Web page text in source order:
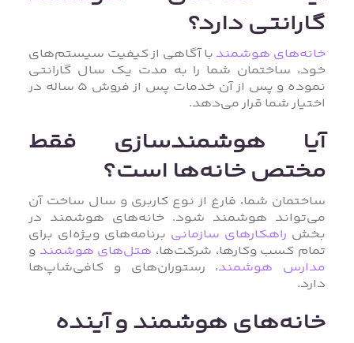
گارانتی دارد؟
خانه‌های هوشمند با آگاهی از کیفیت سیستم‌های
خود، ساختمان شما را به مدت یک سال گارانتی
نموده و پس از آن خدمات پس از فروش 5 ساله در
اختیار شما قرار می‌دهد.
آیا هوشمندسازی فقط
مختص خانه‌ها است؟
ساختمان شما، فارغ از نوع کاربری و سال ساخت آن
می‌تواند هوشمند شود. خانه‌های هوشمند در
بخش راهکارهای سازمانی برنامه‌های ویژه‌ای برای
تمام کسب وکارها، شرکت‌ها، هتل‌های هوشمند و
مدارس هوشمند، رستوران‌های و کافی‌شاپ‌ها
دارد.
خانه‌های هوشمند و آینده